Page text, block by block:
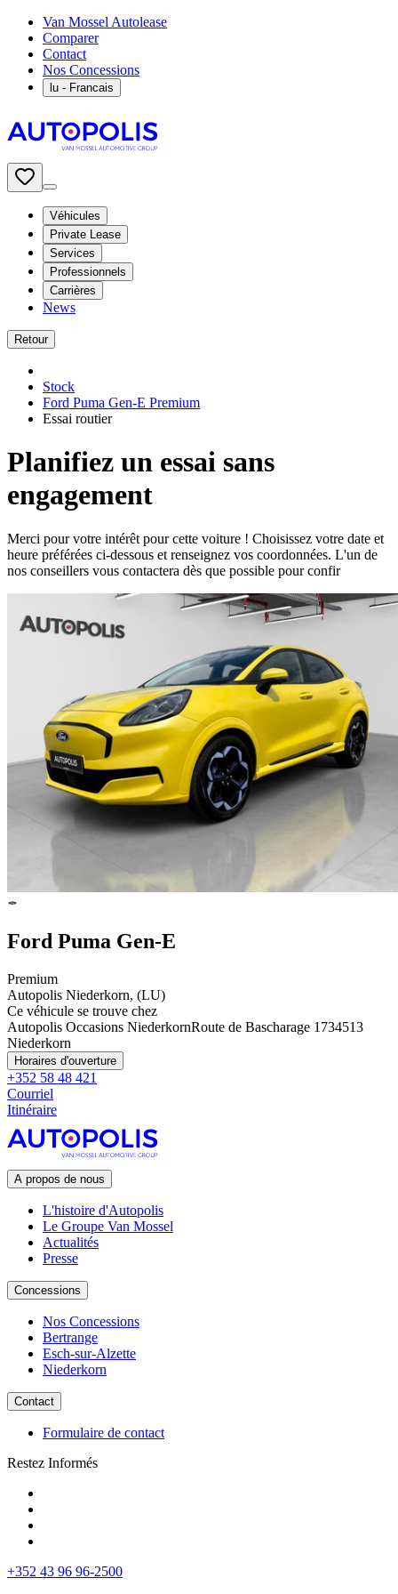
Van Mossel Autolease
Comparer
Contact
Nos Concessions
lu - Francais
Véhicules
Private Lease
Services
Professionnels
Carrières
News
Retour
Stock
Ford Puma Gen-E Premium
Essai routier
Planifiez un essai sans
engagement
Merci pour votre intérêt pour cette voiture ! Choisissez votre date et
heure préférées ci-dessous et renseignez vos coordonnées. L'un de
nos conseillers vous contactera dès que possible pour confir
Ford Puma Gen-E
Premium
Autopolis Niederkorn, (LU)
Ce véhicule se trouve chez
Autopolis Occasions NiederkornRoute de Bascharage 1734513
Niederkorn
Horaires d'ouverture
+352 58 48 421
Courriel
Itinéraire
A propos de nous
L'histoire d'Autopolis
Le Groupe Van Mossel
Actualités
Presse
Concessions
Nos Concessions
Bertrange
Esch-sur-Alzette
Niederkorn
Contact
Formulaire de contact
Restez Informés
+352 43 96 96-2500